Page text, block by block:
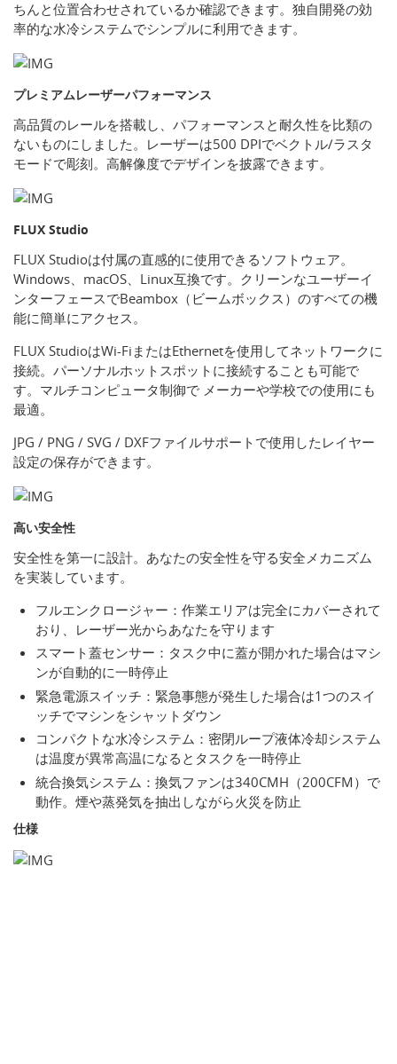
ちんと位置合わせされているか確認できます。独自開発の効
率的な水冷システムでシンプルに利用できます。
プレミアムレーザーパフォーマンス
高品質のレールを搭載し、パフォーマンスと耐久性を比類の
ないものにしました。レーザーは500 DPIでベクトル/ラスタ
モードで彫刻。高解像度でデザインを披露できます。
FLUX Studio
FLUX Studioは付属の直感的に使用できるソフトウェア。
Windows、macOS、Linux互換です。クリーンなユーザーイ
ンターフェースでBeambox（ビームボックス）のすべての機
能に簡単にアクセス。
FLUX StudioはWi-FiまたはEthernetを使用してネットワークに
接続。パーソナルホットスポットに接続することも可能で
す。マルチコンピュータ制御で メーカーや学校での使用にも
最適。
JPG / PNG / SVG / DXFファイルサポートで使用したレイヤー
設定の保存ができます。
高い安全性
安全性を第一に設計。あなたの安全性を守る安全メカニズム
を実装しています。
フルエンクロージャー：作業エリアは完全にカバーされて
おり、レーザー光からあなたを守ります
スマート蓋センサー：タスク中に蓋が開かれた場合はマシ
ンが自動的に一時停止
緊急電源スイッチ：緊急事態が発生した場合は1つのスイ
ッチでマシンをシャットダウン
コンパクトな水冷システム：密閉ループ液体冷却システム
は温度が異常高温になるとタスクを一時停止
統合換気システム：換気ファンは340CMH（200CFM）で
動作。煙や蒸発気を抽出しながら火災を防止
仕様